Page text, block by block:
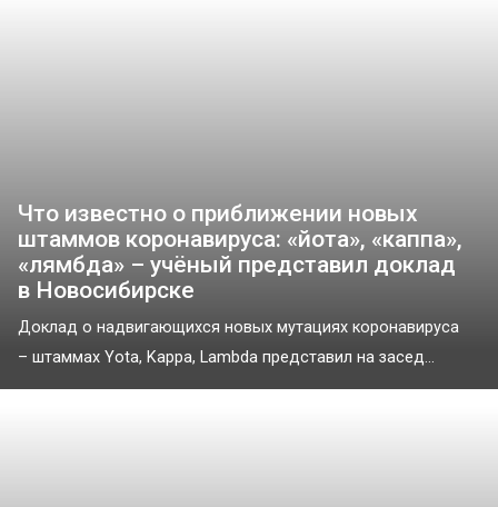
Что известно о приближении новых
штаммов коронавируса: «йота», «каппа»,
«лямбда» – учёный представил доклад
в Новосибирске
Доклад о надвигающихся новых мутациях коронавируса
– штаммах Yota, Kappa, Lambda представил на засед...